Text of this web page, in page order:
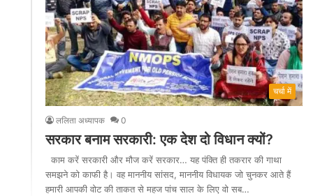
चर्चा में
ललिता अध्यापक 0
सरकार बनाम सरकारी: एक देश दो विधान क्यों?
काम करें सरकारी और मौज करें सरकार… यह पंक्ति ही तकरार की गाथा
समझने को काफी है। वह माननीय सांसद, माननीय विधायक जो चुनकर आते हैं
हमारी आपकी वोट की ताकत से महज पांच साल के लिए वो सब…